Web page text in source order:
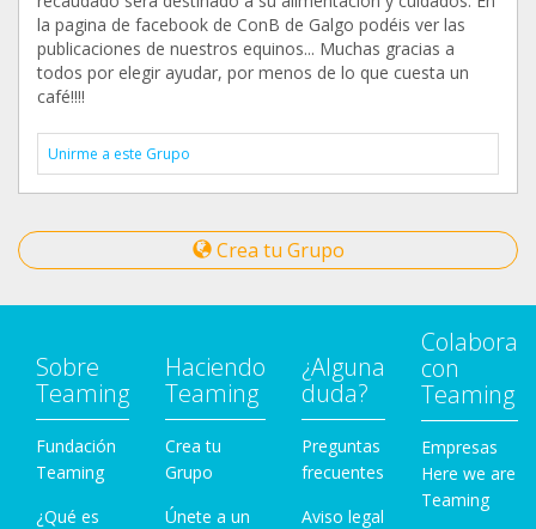
la pagina de facebook de ConB de Galgo podéis ver las
publicaciones de nuestros equinos... Muchas gracias a
todos por elegir ayudar, por menos de lo que cuesta un
café!!!!
Unirme a este Grupo
Crea tu Grupo
Sobre
Teaming
Fundación
Teaming
¿Qué es
Haciendo
Teaming
Crea tu
Grupo
Únete a un
¿Alguna
duda?
Preguntas
frecuentes
Aviso legal
Colabora
con
Teaming
Empresas
Here we are
Teaming